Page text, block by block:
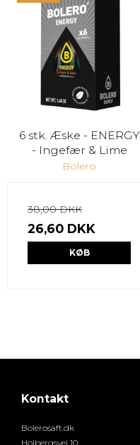
6 stk. Æske - ENERGY
- Ingefær & Lime
Bolero
38,00 DKK
26,60 DKK
KØB
Kontakt
Bolerosaft.dk
Holbergsvej 10